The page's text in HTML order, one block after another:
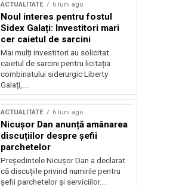
ACTUALITATE 6 luni ago
Noul interes pentru fostul
Sidex Galați: Investitori mari
cer caietul de sarcini
Mai mulți investitori au solicitat
caietul de sarcini pentru licitația
combinatului siderurgic Liberty
Galați,...
ACTUALITATE 6 luni ago
Nicușor Dan anunță amânarea
discuțiilor despre șefii
parchetelor
Președintele Nicușor Dan a declarat
că discuțiile privind numirile pentru
șefii parchetelor și serviciilor...